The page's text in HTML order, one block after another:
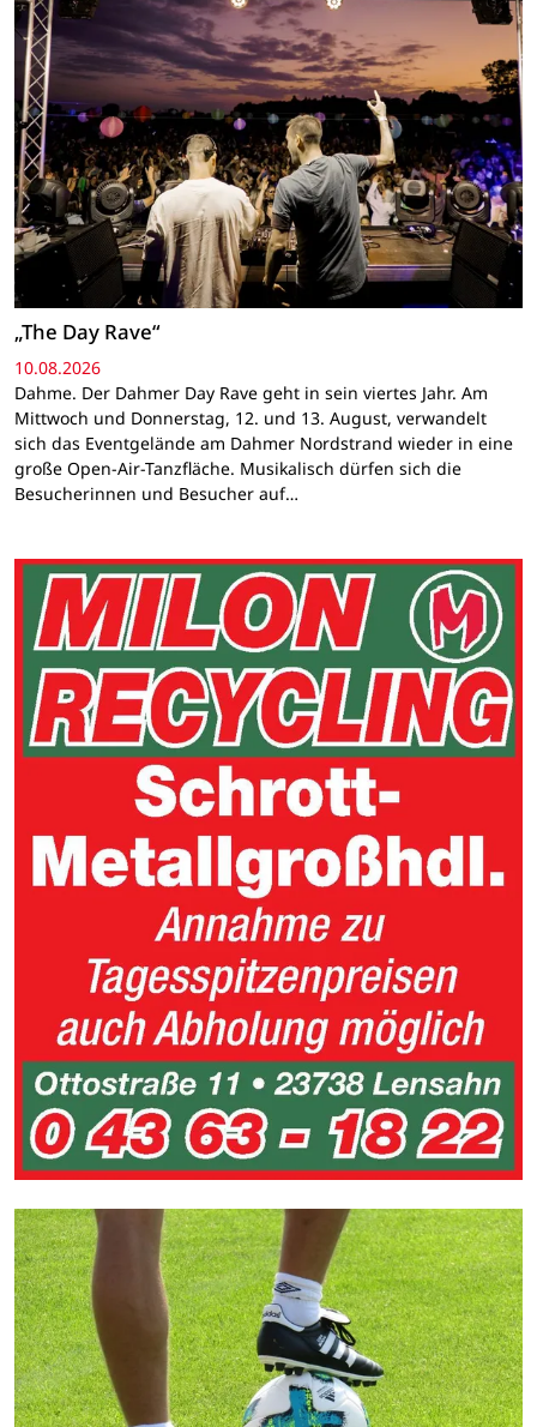
„The Day Rave“
10.08.2026
Dahme. Der Dahmer Day Rave geht in sein viertes Jahr. Am
Mittwoch und Donnerstag, 12. und 13. August, verwandelt
sich das Eventgelände am Dahmer Nordstrand wieder in eine
große Open-Air-Tanzfläche. Musikalisch dürfen sich die
Besucherinnen und Besucher auf…